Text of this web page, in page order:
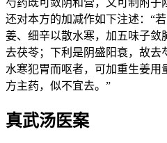
还对本方的加减作如下注述：“
姜、细辛以散水寒，加五味子敛
去茯苓；下利是阴盛阳衰，故去
水寒犯胃而呕者，可加重生姜
方主药，似不宜去。”
真武汤医案